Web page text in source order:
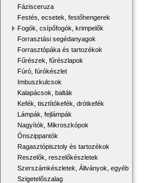
Fázisceruza
Festés, ecsetek, festőhengerek
Fogók, csípőfogók, krimpelők
Forrasztási segédanyagok
Forrasztópáka és tartozékok
Fűrészek, fűrészlapok
Fúró, fúrókészlet
Imbuszkulcsok
Kalapácsok, balták
Kefék, tisztítókefék, drótkefék
Lámpák, fejlámpák
Nagyítók, Mikroszkópok
Ónszippantók
Ragasztópisztoly és tartozékok
Reszelők, reszelőkészletek
Szerszámkészletek, Állványok, egyéb
Szigetelőszalag